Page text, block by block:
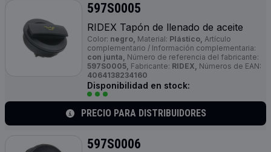
597S0005
RIDEX Tapón de llenado de aceite
Color: negro, Material: Plástico, Artículo
complementario / Información complementaria:
con junta, Número de referencia del fabricante:
597S0005, Fabricante: RIDEX, Números de EAN:
4064138234160
Disponibilidad en stock:
PRECIO PARA DISTRIBUIDORES
597S0006